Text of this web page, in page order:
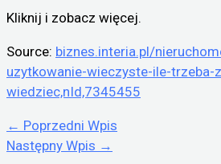
Kliknij i zobacz więcej.
Source: biznes.interia.pl/
uzytkowanie-wieczyste-ile-trzeba-
wiedziec,nId,7345455
← Poprzedni Wpis
Następny Wpis →